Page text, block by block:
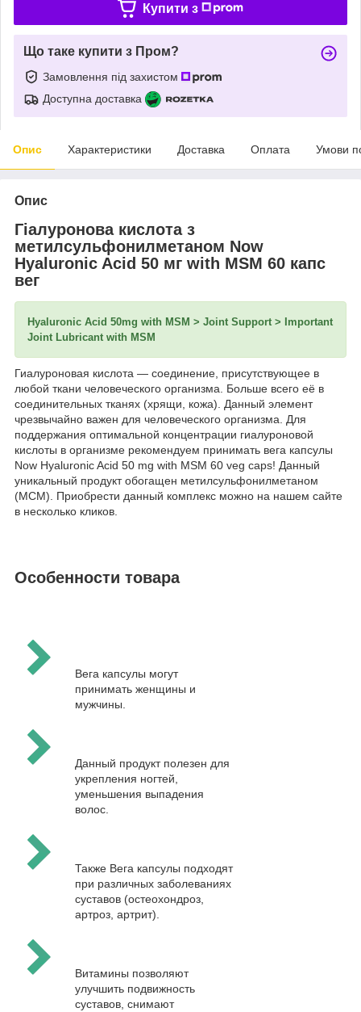
Купити з
Що таке купити з Пром?
Замовлення під захистом
Доступна доставка
Опис Характеристики Доставка Оплата Умови
Опис
Гіалуронова кислота з
метилсульфонилметаном Now
Hyaluronic Acid 50 мг with MSM 60 капс
вег
Hyaluronic Acid 50mg with MSM > Joint Support > Important
Joint Lubricant with MSM
Гиалуроновая кислота — соединение, присутствующее в
любой ткани человеческого организма. Больше всего её в
соединительных тканях (хрящи, кожа). Данный элемент
чрезвычайно важен для человеческого организма. Для
поддержания оптимальной концентрации гиалуроновой
кислоты в организме рекомендуем принимать вега капсулы
Now Hyaluronic Acid 50 mg with MSM 60 veg caps! Данный
уникальный продукт обогащен метилсульфонилметаном
(МСМ). Приобрести данный комплекс можно на нашем сайте
в несколько кликов.
Особенности товара
Вега капсулы могут
принимать женщины и
мужчины.
Данный продукт полезен для
укрепления ногтей,
уменьшения выпадения
волос.
Также Вега капсулы подходят
при различных заболеваниях
суставов (остеохондроз,
артроз, артрит).
Витамины позволяют
улучшить подвижность
суставов, снимают